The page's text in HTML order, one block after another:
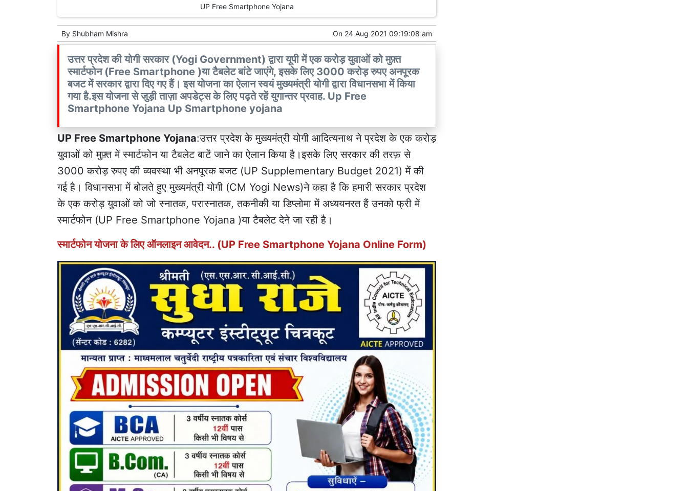
UP Free Smartphone Yojana
By Shubham Mishra On 24 Aug 2021 09:19:08 am
उत्तर प्रदेश की योगी सरकार (Yogi Government) द्वारा यूपी में एक करोड़ युवाओं को मुफ़्त
स्मार्टफोन (Free Smartphone )या टैबलेट बांटे जाएंगे, इसके लिए 3000 करोड़ रुपए अनपूरक
बजट में सरकार द्वारा दिए गए हैं। इस योजना का ऐलान स्वयं मुख्यमंत्री योगी द्वारा विधानसभा में किया
गया है.इस योजना से जुड़ी ताज़ा अपडेट्स के लिए पढ़ते रहें युगान्तर प्रवाह. Up Free
Smartphone Yojana Up Smartphone yojana
UP Free Smartphone Yojana:उत्तर प्रदेश के मुख्यमंत्री योगी आदित्यनाथ ने प्रदेश के एक करोड़
युवाओं को मुफ़्त में स्मार्टफोन या टैबलेट बाटें जाने का ऐलान किया है।इसके लिए सरकार की तरफ़ से
3000 करोड़ रुपए की व्यवस्था भी अनपूरक बजट (UP Supplementary Budget 2021) में की
गई है। विधानसभा में बोलते हुए मुख्यमंत्री योगी (CM Yogi News)ने कहा है कि हमारी सरकार प्रदेश
के एक करोड़ युवाओं को जो स्नातक, परास्नातक, तकनीकी या डिप्लोमा में अध्ययनरत हैं उनको फ्री में
स्मार्टफोन (UP Free Smartphone Yojana )या टैबलेट देने जा रही है।
स्मार्टफोन योजना के लिए ऑनलाइन आवेदन.. (UP Free Smartphone Yojana Online Form)